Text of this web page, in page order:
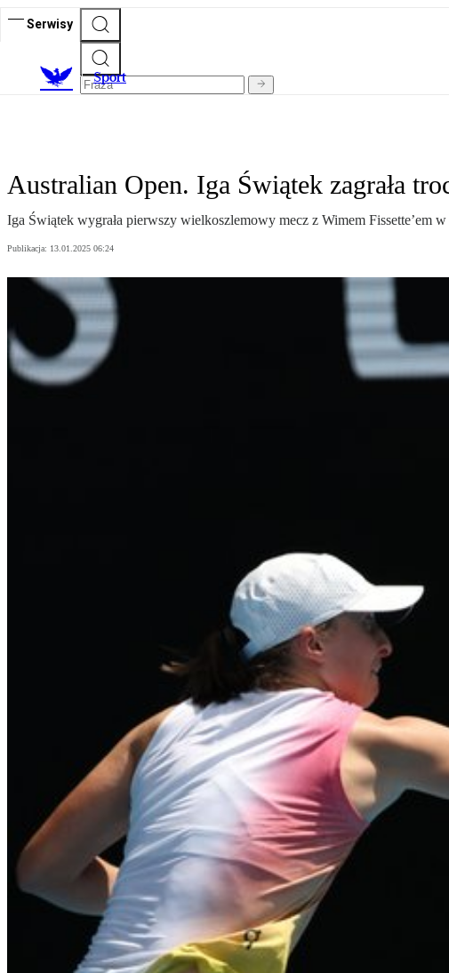
Serwisy
Sport
Australian Open. Iga Świątek zagrała
Iga Świątek wygrała pierwszy wielkoszlemowy mecz z Wimem Fissette’em
Publikacja: 13.01.2025 06:24